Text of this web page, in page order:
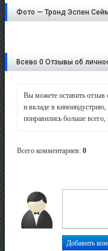
Фото — Тронд Эспен
Всево 0 Отзывы об
Вы можете оставить отзыв
и вкладе в
понравились больше
Всего комментариев: 0